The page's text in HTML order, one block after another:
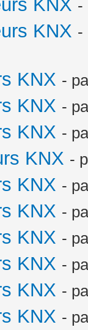
KNX -
KNX -
KNX -
KNX -
KNX -
KNX -
KNX -
KNX -
KNX -
KNX -
KNX -
KNX -